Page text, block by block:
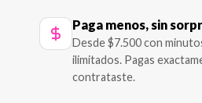
Paga menos, sin
Desde $7.500 con
ilimitados. Pagas
contrataste.